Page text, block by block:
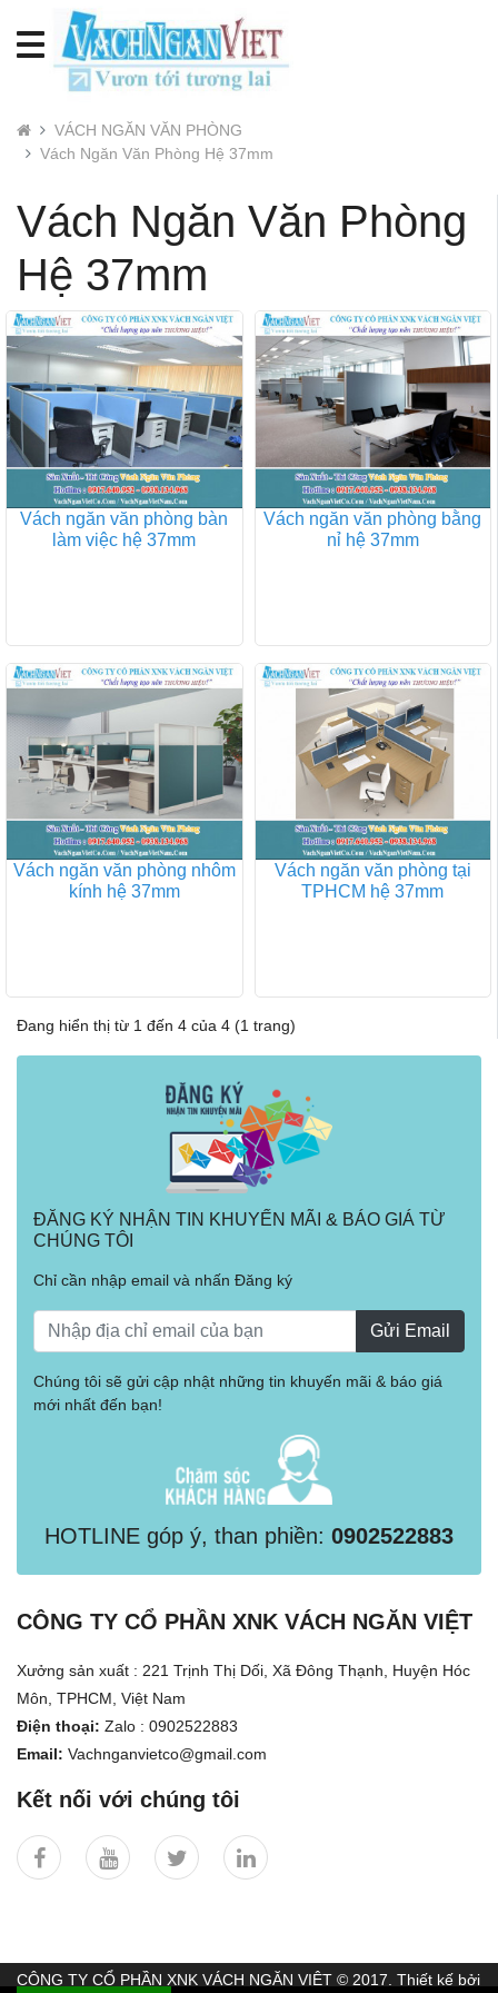
VÁCH NGĂN VĂN PHÒNG
Vách Ngăn Văn Phòng Hệ 37mm
Vách Ngăn Văn Phòng
Hệ 37mm
Vách ngăn văn phòng bàn
làm việc hệ 37mm
Vách ngăn văn phòng bằng
nỉ hệ 37mm
Vách ngăn văn phòng nhôm
kính hệ 37mm
Vách ngăn văn phòng tại
TPHCM hệ 37mm
Đang hiển thị từ 1 đến 4 của 4 (1 trang)
ĐĂNG KÝ NHẬN TIN KHUYẾN MÃI & BÁO GIÁ TỪ
CHÚNG TÔI
Chỉ cần nhập email và nhấn Đăng ký
Gửi Email
Chúng tôi sẽ gửi cập nhật những tin khuyến mãi & báo giá
mới nhất đến bạn!
HOTLINE góp ý, than phiền: 0902522883
CÔNG TY CỔ PHẦN XNK VÁCH NGĂN VIỆT
Xưởng sản xuất : 221 Trịnh Thị Dối, Xã Đông Thạnh, Huyện Hóc
Môn, TPHCM, Việt Nam
Điện thoại: Zalo : 0902522883
Email: Vachnganvietco@gmail.com
Kết nối với chúng tôi
CÔNG TY CỔ PHẦN XNK VÁCH NGĂN VIỆT © 2017. Thiết kế bởi